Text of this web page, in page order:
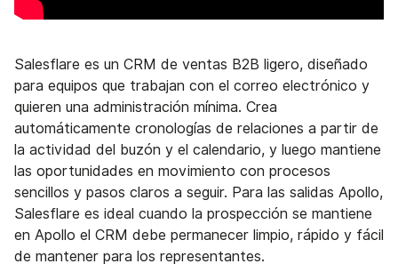
Salesflare es un CRM de ventas B2B ligero, diseñado
para equipos que trabajan con el correo electrónico y
quieren una administración mínima. Crea
automáticamente cronologías de relaciones a partir de
la actividad del buzón y el calendario, y luego mantiene
las oportunidades en movimiento con procesos
sencillos y pasos claros a seguir. Para las salidas Apollo,
Salesflare es ideal cuando la prospección se mantiene
en Apollo el CRM debe permanecer limpio, rápido y fácil
de mantener para los representantes.